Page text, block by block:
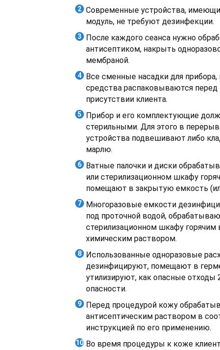
Современные устройства,
модуль, не требуют дезинфекции.
После каждого сеанса нужно
антисептиком, накрыть
мембраной.
Все сменные насадки для прибора,
средства распаковываются перед
присутствии клиента.
Прибор и его комплектующие
стерильными. Для этого в
устройства подвешивают либо
марлю.
Ватные палочки и диски
или стерилизационном шкафу
помещают в закрытую емкость
Многоразовые емкости
под проточной водой,
стерилизационном шкафу горячим
химическим раствором.
Использованные одноразовые
дезинфицируют, помещают в
утилизируют, как опасные отходы
опасности.
Перед процедурой кожу
антисептическим раствором в
инструкцией по его применению.
Во время процедуры к коже